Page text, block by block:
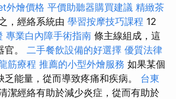
外燴價格 平價助聽器購買建議 精緻茶
，經絡系統由 學習按摩技巧課程 12
專業白內障手術指南 條主線組成，這
官。 二手餐飲設備的好選擇 優質法律
筋療程 推薦的小型外燴服務 如果某個
能量，從而導致疼痛和疾病。 台東
潔經絡有助於減少炎症，從而有助於